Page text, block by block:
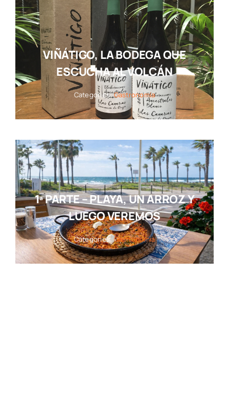
VIÑÁTIGO, LA BODEGA QUE
ESCUCHA AL VOLCÁN
Categories:Gastronomía
1ª PARTE – PLAYA, UN ARROZ Y
LUEGO VEREMOS
Categories:Gastronomía